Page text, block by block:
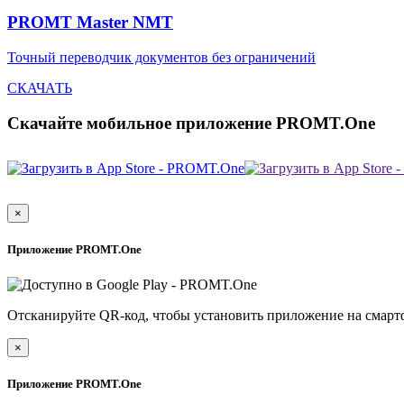
PROMT Master NMT
Точный переводчик документов без ограничений
СКАЧАТЬ
Скачайте мобильное приложение PROMT.One
×
Приложение PROMT.One
Отсканируйте QR-код, чтобы установить приложение на
×
Приложение PROMT.One